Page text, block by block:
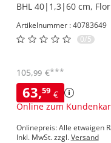
BHL 40|1,3|60 cm,
Artikelnummer : 40783649
0/5
63,59 €
Online zum
105,99 €***
Onlinepreis: Alle etwaigen
Inkl. MwSt. zzgl.Versand